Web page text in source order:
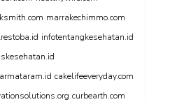
marrakechimmo.com
infotentangkesehatan.id
cakelifeeveryday.com
curbearth.com